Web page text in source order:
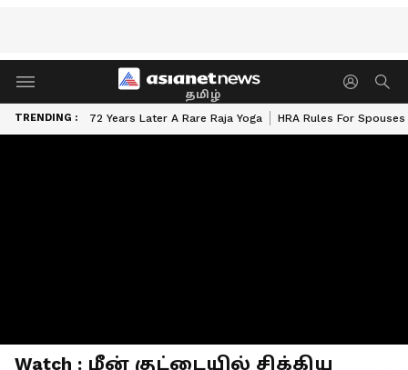
தமிழ்
TRENDING : 72 Years Later A Rare Raja Yoga HRA Rules For Spouses
Watch : மீன் குட்டையில் சிக்கிய